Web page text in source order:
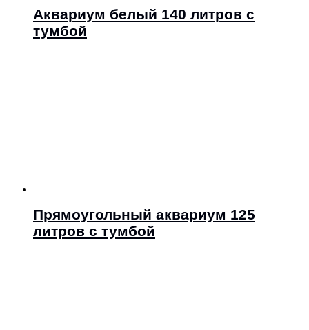
Аквариум белый 140 литров с
тумбой
Прямоугольный аквариум 125
литров с тумбой